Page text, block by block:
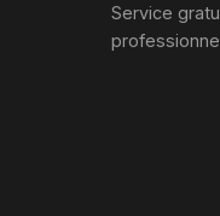
Service